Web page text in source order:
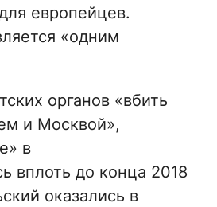
европейцев.
«одним
органов «вбить
и Москвой»,
в
вплоть до конца 2018
оказались в